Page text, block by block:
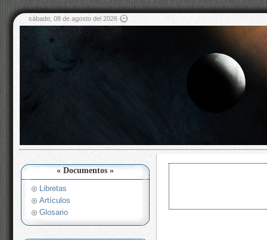
sábado, 08 de agosto del 2026
« Documentos »
Libretas
Artículos
Glosario